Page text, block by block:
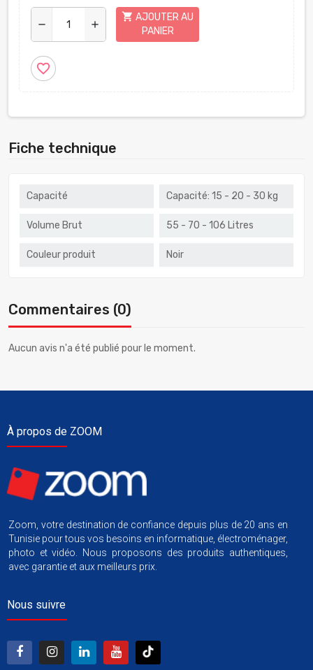
remove add
shopping_cart AJOUTER AU
PANIER
favorite_border
Fiche technique
Capacité Capacité: 15 - 20 - 30 kg
Volume Brut 55 - 70 - 106 Litres
Couleur produit Noir
Commentaires (0)
Aucun avis n'a été publié pour le moment.
À propos de ZOOM
Zoom, votre destination de confiance depuis plus de 20 ans en
Tunisie pour tous vos besoins en informatique, électroménager,
photo et vidéo. Nous proposons des produits authentiques,
avec garantie et aux meilleurs prix.
Nous suivre